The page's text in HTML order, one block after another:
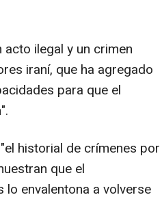
ilegal y un crimen
iraní, que ha agregado
para que el
historial de crímenes por
que el
envalentona a volverse